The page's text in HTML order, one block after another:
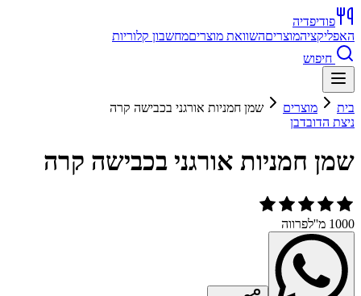
פודיפדיה
האפליקציהמוצריםהשוואת מוצריםמחשבון קלוריות
חיפוש
בית מוצרים
שמן חמניות אורגני בכבישה קרה
ניצת הדובדבן
שמן חמניות אורגני בכבישה קרה
1000 מ''ל פרווה